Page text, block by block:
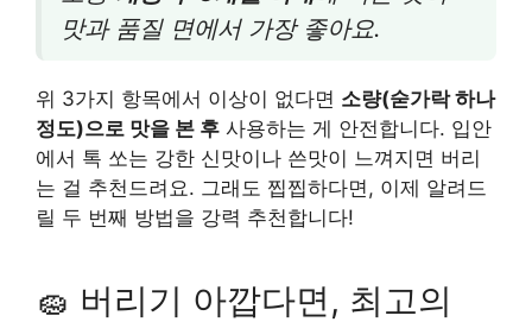
맛과 품질 면에서 가장 좋아요.
위 3가지 항목에서 이상이 없다면 소량(숟가락 하나
정도)으로 맛을 본 후 사용하는 게 안전합니다. 입안
에서 톡 쏘는 강한 신맛이나 쓴맛이 느껴지면 버리
는 걸 추천드려요. 그래도 찝찝하다면, 이제 알려드
릴 두 번째 방법을 강력 추천합니다!
🧽 버리기 아깝다면, 최고의